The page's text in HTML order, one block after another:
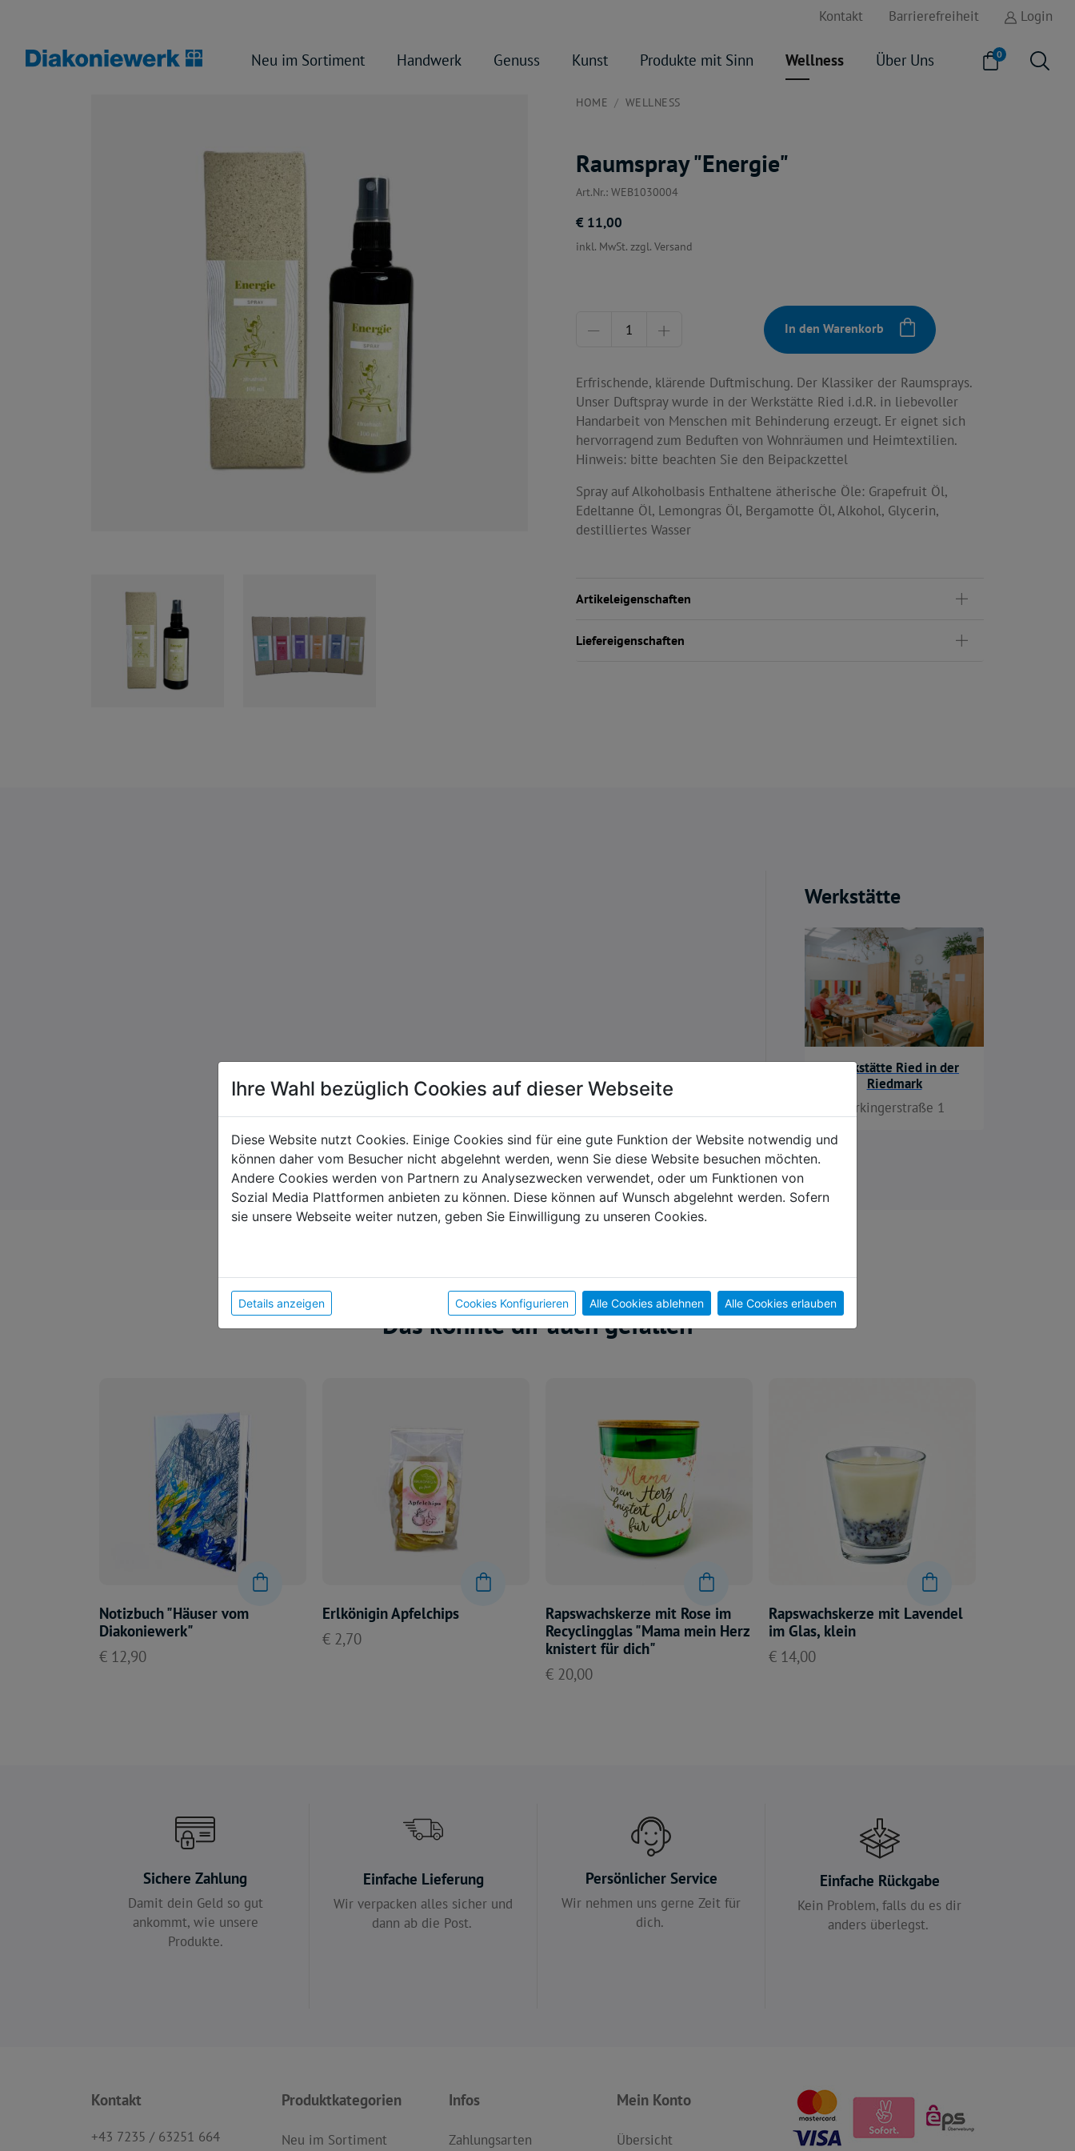
Kontakt Barrierefreiheit Login
Neu im Sortiment Handwerk Genuss Kunst Produkte mit Sinn Wellness Über Uns 0
HOME WELLNESS
Raumspray "Energie"
Art.Nr.: WEB1030004
€ 11,00
inkl. MwSt. zzgl. Versand
In den Warenkorb
Erfrischende, klärende Duftmischung. Der Klassiker der Raumsprays.
Unser Duftspray wurde in der Werkstätte Ried i.d.R. in liebevoller
Handarbeit von Menschen mit Behinderung erzeugt. Er eignet sich
hervorragend zum Beduften von Wohnräumen und Heimtextilien.
Hinweis: bitte beachten Sie den Beipackzettel
Spray auf Alkoholbasis Enthaltene ätherische Öle: Grapefruit Öl,
Edeltanne Öl, Lemongras Öl, Bergamotte Öl, Alkohol, Glycerin,
destilliertes Wasser
Artikeleigenschaften
Liefereigenschaften
Werkstätte
Werkstätte Ried in der
Riedmark
Zirkingerstraße 1
Das könnte dir auch gefallen
Notizbuch "Häuser vom
Diakoniewerk"
€ 12,90
Erlkönigin Apfelchips
€ 2,70
Rapswachskerze mit Rose im
Recyclingglas "Mama mein Herz
knistert für dich"
€ 20,00
Rapswachskerze mit Lavendel
im Glas, klein
€ 14,00
Sichere Zahlung
Damit dein Geld so gut
ankommt, wie unsere
Produkte.
Einfache Lieferung
Wir verpacken alles sicher und
dann ab die Post.
Persönlicher Service
Wir nehmen uns gerne Zeit für
dich.
Einfache Rückgabe
Kein Problem, falls du es dir
anders überlegst.
Kontakt
+43 7235 / 63251 664
Produktkategorien
Neu im Sortiment
Infos
Zahlungsarten
Mein Konto
Übersicht
Ihre Wahl bezüglich Cookies auf dieser Webseite
Diese Website nutzt Cookies. Einige Cookies sind für eine gute Funktion der Website notwendig und
können daher vom Besucher nicht abgelehnt werden, wenn Sie diese Website besuchen möchten.
Andere Cookies werden von Partnern zu Analysezwecken verwendet, oder um Funktionen von
Sozial Media Plattformen anbieten zu können. Diese können auf Wunsch abgelehnt werden. Sofern
sie unsere Webseite weiter nutzen, geben Sie Einwilligung zu unseren Cookies.
Details anzeigen Cookies Konfigurieren Alle Cookies ablehnen Alle Cookies erlauben